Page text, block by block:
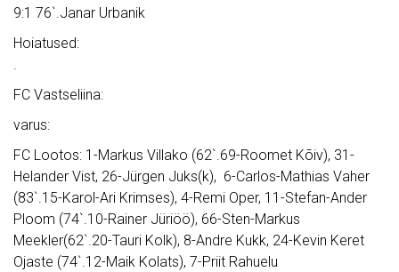
9:1 76`.Janar Urbanik
Hoiatused:
.
FC Vastseliina:
varus:
FC Lootos: 1-Markus Villako (62`.69-Roomet Kõiv), 31-
Helander Vist, 26-Jürgen Juks(k), 6-Carlos-Mathias Vaher
(83`.15-Karol-Ari Krimses), 4-Remi Oper, 11-Stefan-Ander
Ploom (74`.10-Rainer Jüriöö), 66-Sten-Markus
Meekler(62`.20-Tauri Kolk), 8-Andre Kukk, 24-Kevin Keret
Ojaste (74`.12-Maik Kolats), 7-Priit Rahuelu